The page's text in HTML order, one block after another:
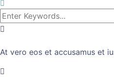
At vero eos et accusamus et